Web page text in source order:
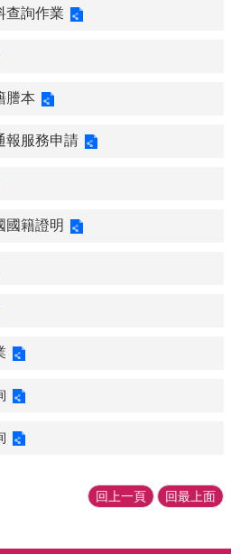
查詢作業
謄本
報服務申請
國籍證明
回上一頁 回最上面